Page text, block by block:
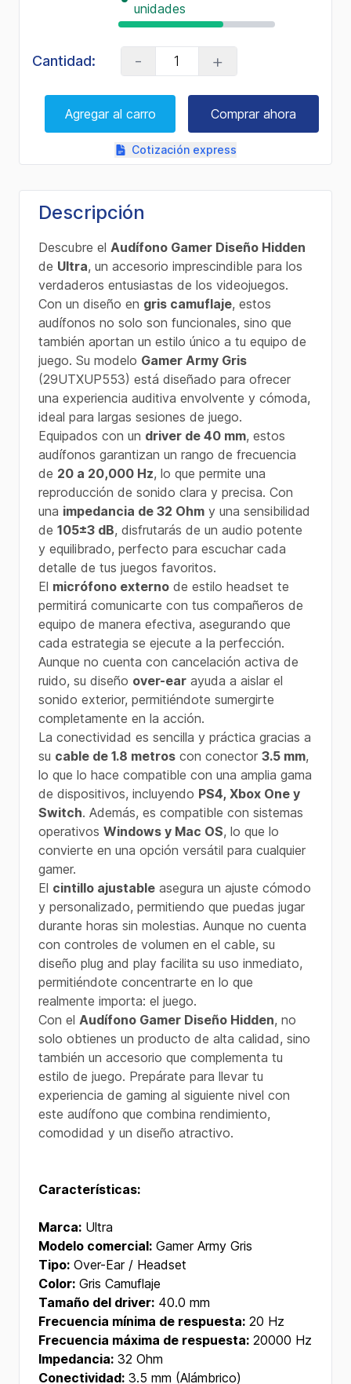
unidades
Cantidad: - +
Agregar al carro Comprar ahora
Cotización express
Descripción
Descubre el Audífono Gamer Diseño Hidden
de Ultra, un accesorio imprescindible para los
verdaderos entusiastas de los videojuegos.
Con un diseño en gris camuflaje, estos
audífonos no solo son funcionales, sino que
también aportan un estilo único a tu equipo de
juego. Su modelo Gamer Army Gris
(29UTXUP553) está diseñado para ofrecer
una experiencia auditiva envolvente y cómoda,
ideal para largas sesiones de juego.
Equipados con un driver de 40 mm, estos
audífonos garantizan un rango de frecuencia
de 20 a 20,000 Hz, lo que permite una
reproducción de sonido clara y precisa. Con
una impedancia de 32 Ohm y una sensibilidad
de 105±3 dB, disfrutarás de un audio potente
y equilibrado, perfecto para escuchar cada
detalle de tus juegos favoritos.
El micrófono externo de estilo headset te
permitirá comunicarte con tus compañeros de
equipo de manera efectiva, asegurando que
cada estrategia se ejecute a la perfección.
Aunque no cuenta con cancelación activa de
ruido, su diseño over-ear ayuda a aislar el
sonido exterior, permitiéndote sumergirte
completamente en la acción.
La conectividad es sencilla y práctica gracias a
su cable de 1.8 metros con conector 3.5 mm,
lo que lo hace compatible con una amplia gama
de dispositivos, incluyendo PS4, Xbox One y
Switch. Además, es compatible con sistemas
operativos Windows y Mac OS, lo que lo
convierte en una opción versátil para cualquier
gamer.
El cintillo ajustable asegura un ajuste cómodo
y personalizado, permitiendo que puedas jugar
durante horas sin molestias. Aunque no cuenta
con controles de volumen en el cable, su
diseño plug and play facilita su uso inmediato,
permitiéndote concentrarte en lo que
realmente importa: el juego.
Con el Audífono Gamer Diseño Hidden, no
solo obtienes un producto de alta calidad, sino
también un accesorio que complementa tu
estilo de juego. Prepárate para llevar tu
experiencia de gaming al siguiente nivel con
este audífono que combina rendimiento,
comodidad y un diseño atractivo.
Características:
Marca: Ultra
Modelo comercial: Gamer Army Gris
Tipo: Over-Ear / Headset
Color: Gris Camuflaje
Tamaño del driver: 40.0 mm
Frecuencia mínima de respuesta: 20 Hz
Frecuencia máxima de respuesta: 20000 Hz
Impedancia: 32 Ohm
Conectividad: 3.5 mm (Alámbrico)